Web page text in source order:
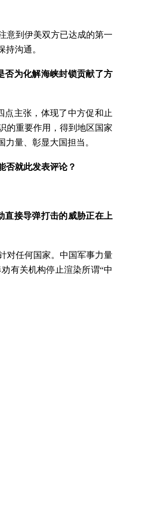
意到伊美双方已达成的第一
沟通。
否为化解海峡封锁贡献了方
点主张，体现了中方促和止
的重要作用，得到地区国家
量、彰显大国担当。
否就此发表评论？
直接导弹打击的威胁正在上
对任何国家。中国军事力量
有关机构停止渲染所谓“中